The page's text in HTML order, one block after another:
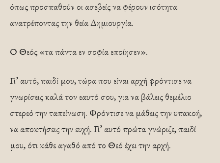
όπως προσπαθούν οι ασεβείς να φέρουν ισότητα
ανατρέποντας την θεία Δημιουργία.
Ο Θεός «τα πάντα εν σοφία εποίησεν».
Γι’ αυτό, παιδί μου, τώρα που είναι αρχή φρόντισε να
γνωρίσεις καλά τον εαυτό σου, για να βάλεις θεμέλιο
στερεό την ταπείνωση. Φρόντισε να μάθεις την υπακοή,
να αποκτήσεις την ευχή. Γι’ αυτό πρώτα γνώριζε, παιδί
μου, ότι κάθε αγαθό από το Θεό έχει την αρχή.